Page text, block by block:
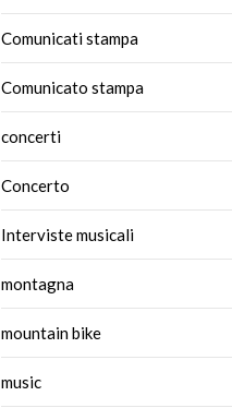
Comunicati stampa
Comunicato stampa
concerti
Concerto
Interviste musicali
montagna
mountain bike
music